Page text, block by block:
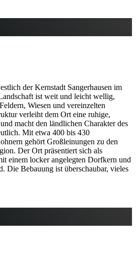
der Kernstadt Sangerhausen im
ist weit und leicht wellig,
Wiesen und vereinzelten
verleiht dem Ort eine ruhige,
macht den ländlichen Charakter des
Mit etwa 400 bis 430
gehört Großleinungen zu den
Der Ort präsentiert sich als
einem locker angelegten Dorfkern und
Die Bebauung ist überschaubar, vieles